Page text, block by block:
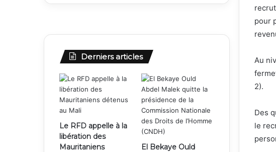
pour
Au
2).
Des
le
Derniers articles
Le RFD appelle à la
libération des
Mauritaniens
El Bekaye Ould